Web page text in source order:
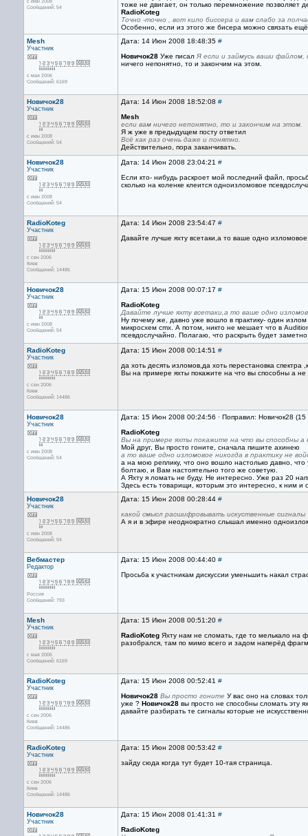
Сообщений: 54
тоже не двигает, он только перемножение позволяет
RadioKoteg
Точно -точно , вот кило биссера и вам слабо за
Особенно, если из этого же бисера можно связать
Mesh
Участник
с мая 2006
Сообщений: 6169
Дата: 14 Июн 2008 18:48:35 #
Новичок28 Уже писал Я если и займусь ваши
ничего непонятно, то и закончим на этом.
Новичок28
Участник
с июн 2008
Сообщений: 54
Дата: 14 Июн 2008 18:52:08 #
Mesh
если вам ничего непонятно, то и закончим на этом.
Я ж уже в предыдущем посту ответил
Всё как раз очень даже и понятно.
Действительно, пора заканчивать.
Новичок28
Участник
с июн 2008
Сообщений: 54
Дата: 14 Июн 2008 23:04:21 #
Если кто- нибудь раскроет мой последний файл,
сколько на коленке клеится одноизломовое
RadioKoteg
Участник
с сен 2006
Киев
Сообщений: 14486
Дата: 14 Июн 2008 23:54:47 #
Давайте лучше яхту всетаки,а то ваше одно
Новичок28
Участник
с июн 2008
Сообщений: 54
Дата: 15 Июн 2008 00:07:17 #
RadioKoteg
Давайте лучше яхту всетаки,а то ваше одно
Ну почему же, давно уже вошло в практику- один
микросхем сmx. А потом, никто не мешает что в
псевдослучайно. Полагаю, что раскрыть будет
RadioKoteg
Участник
с сен 2006
Киев
Сообщений: 14486
Дата: 15 Июн 2008 00:14:51 #
да хоть десять изломов,да хоть перестановка
Вы на примере яхты покажите на что вы способны а не
Новичок28
Участник
с июн 2008
Сообщений: 54
Дата: 15 Июн 2008 00:24:56 · Поправил: Новичок28
RadioKoteg
Вы на примере яхты покажите на что вы способны а
Мой друг, Вы просто гоните, сначала пишите ахинею
а то ваше одно изломовое никогда в практику не
а на мою реплику, что оно вошло настолько давно,
болтаю, и Вам настоятельно того же советую.
А Яхту я ломать не буду. Не интересно. Уже раз 20
Здесь есть товарищи, которым это интересно, к ним и
Новичок28
Участник
с июн 2008
Сообщений: 54
Дата: 15 Июн 2008 00:28:44 #
какой смысл расшифровывать искуственные сигналы
А я и в эфире неоднократно слышал именно
Вебмастер
Редактор
Россия
Сообщений: 793
Дата: 15 Июн 2008 00:44:40 #
Просьба к участникам дискуссии уменьшить накал
Mesh
Участник
с мая 2006
Сообщений: 6169
Дата: 15 Июн 2008 00:51:20 #
RadioKoteg Яхту нам не сломать, где то мелькало на
разобрался, там по мимо всего и задом наперёд
RadioKoteg
Участник
с сен 2006
Киев
Сообщений: 14486
Дата: 15 Июн 2008 00:52:41 #
Новичок28 Вы просто гоните У вас оно на словах
уже ? Новичок28 вы просто не способны сломать эту
давайте разбирать те сигналы которые не
RadioKoteg
Участник
с сен 2006
Киев
Сообщений: 14486
Дата: 15 Июн 2008 00:53:42 #
зайду сюда когда тут будет 10-тая страница.
Новичок28
Участник
Дата: 15 Июн 2008 01:41:31 #
RadioKoteg